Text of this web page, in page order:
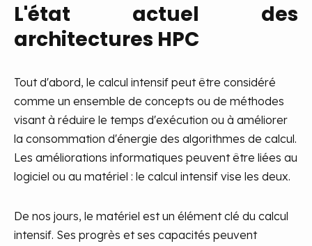
L'état actuel des
architectures HPC
Tout d'abord, le calcul intensif peut être considéré
comme un ensemble de concepts ou de méthodes
visant à réduire le temps d'exécution ou à améliorer
la consommation d'énergie des algorithmes de calcul.
Les améliorations informatiques peuvent être liées au
logiciel ou au matériel : le calcul intensif vise les deux.
De nos jours, le matériel est un élément clé du calcul
intensif. Ses progrès et ses capacités peuvent